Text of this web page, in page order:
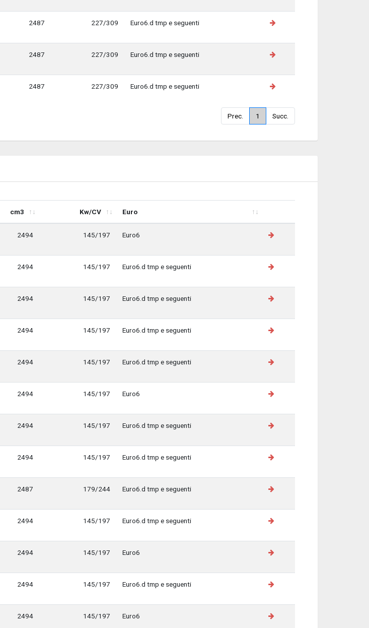
2487 227/309 Euro6.d tmp e seguenti
2487 227/309 Euro6.d tmp e seguenti
2487 227/309 Euro6.d tmp e seguenti
Prec. 1 Succ.
cm3 Kw/CV Euro
2494 145/197 Euro6
2494 145/197 Euro6.d tmp e seguenti
2494 145/197 Euro6.d tmp e seguenti
2494 145/197 Euro6.d tmp e seguenti
2494 145/197 Euro6.d tmp e seguenti
2494 145/197 Euro6
2494 145/197 Euro6.d tmp e seguenti
2494 145/197 Euro6.d tmp e seguenti
2487 179/244 Euro6.d tmp e seguenti
2494 145/197 Euro6.d tmp e seguenti
2494 145/197 Euro6
2494 145/197 Euro6.d tmp e seguenti
2494 145/197 Euro6